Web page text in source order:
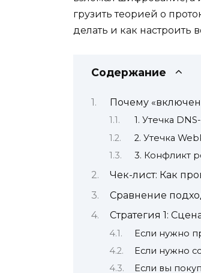
грузить теорией о
делать и как настроить
Содержание
Почему
1. Утечка
2. Утечка
3. Конфликт
Чек-лист: Как
Сравнение
Стратегия 1:
Если нужно
Если нужно
Если вы